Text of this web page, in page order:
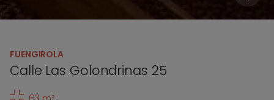
FUENGIROLA
Calle Las Golondrinas 25